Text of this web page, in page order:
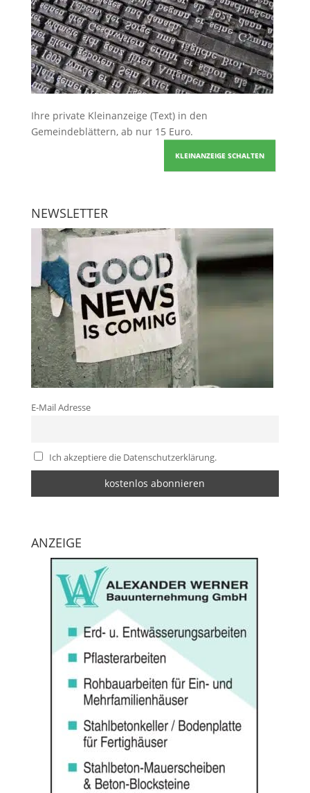
Ihre private Kleinanzeige (Text) in den
Gemeindeblättern, ab nur 15 Euro.
KLEINANZEIGE SCHALTEN
NEWSLETTER
E-Mail Adresse
Ich akzeptiere die Datenschutzerklärung.
ANZEIGE